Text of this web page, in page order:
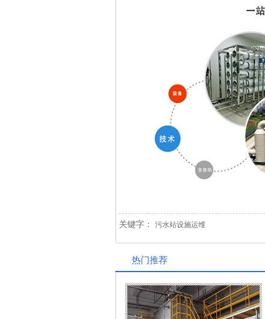
关键字： 污水站设施运维
热门推荐